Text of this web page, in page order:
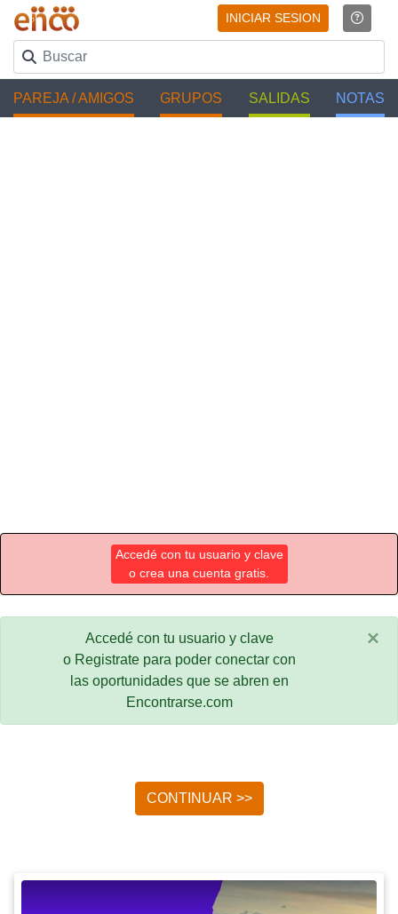
INICIAR SESION
PAREJA / AMIGOS GRUPOS SALIDAS NOTAS
Accedé con tu usuario y clave
o crea una cuenta gratis.
Accedé con tu usuario y clave
o Registrate para poder conectar con
las oportunidades que se abren en
Encontrarse.com
×
CONTINUAR >>